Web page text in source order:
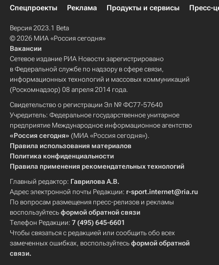
Спецпроекты
Реклама Продукты и сервисы Пресс-
Версия 2023.1 Beta
© 2026 МИА «Россия сегодня»
Вакансии
Сетевое издание РИА Новости зарегистрировано
в Федеральной службе по надзору в сфере связи,
информационных технологий и массовых коммуникаций
(Роскомнадзор) 08 апреля 2014 года.
Свидетельство о регистрации Эл № ФС77-57640
Учредитель: Федеральное государственное унитарное
предприятие Международное информационное агентство
«Россия сегодня» (МИА «Россия сегодня»).
Правила использования материалов
Политика конфиденциальности
Правила применения рекомендательных технологий
Главный редактор: Гаврилова А.В.
Адрес электронной почты Редакции: r-sport.internet@ria.ru
По вопросам размещения пресс-релизов и рекламы
воспользуйтесьформой обратной связи
Телефон Редакции: 7 (495) 645-6601
Чтобы связаться с редакцией или сообщить обо всех
замеченных ошибках, воспользуйтесьформой обратной
связи.